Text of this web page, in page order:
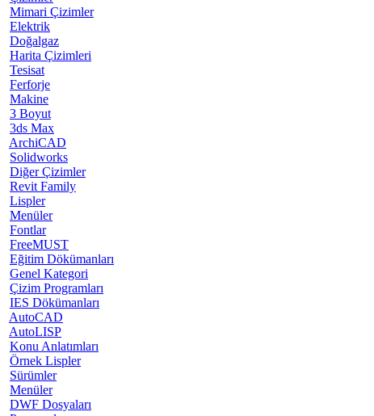
Mimari Çizimler
Elektrik
Doğalgaz
Harita Çizimleri
Tesisat
Ferforje
Makine
3 Boyut
3ds Max
ArchiCAD
Solidworks
Diğer Çizimler
Revit Family
Lispler
Menüler
Fontlar
FreeMUST
Eğitim Dökümanları
Genel Kategori
Çizim Programları
IES Dökümanları
AutoCAD
AutoLISP
Konu Anlatımları
Örnek Lispler
Sürümler
Menüler
DWF Dosyaları